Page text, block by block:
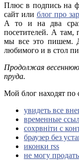
Плюс в подпись на
сайт или блог про
А то и на два
посетителей. А там,
мы все это пишем.
любимого и в стол
Продолжая
пруда.
Мой блог находят
увидеть все
временные
сохрвніти с
браузер без
иконки rss
не могу